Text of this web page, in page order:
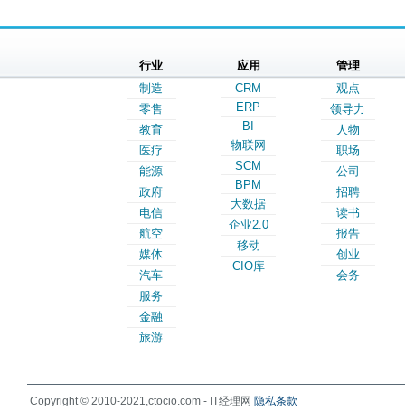
行业
制造
零售
教育
医疗
能源
政府
电信
航空
媒体
汽车
服务
金融
旅游
应用
CRM
ERP
BI
物联网
SCM
BPM
大数据
企业2.0
移动
CIO库
管理
观点
领导力
人物
职场
公司
招聘
读书
报告
创业
会务
Copyright © 2010-2021,ctocio.com - IT经理网 隐私条款